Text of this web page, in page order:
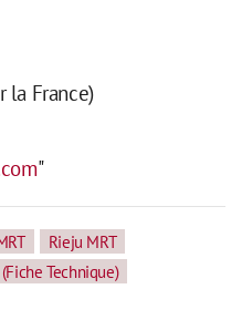
la France)
"
Rieju MRT
Technique)